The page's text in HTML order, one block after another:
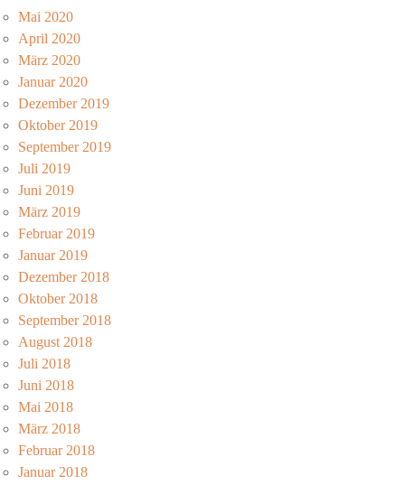
Mai 2020
April 2020
März 2020
Januar 2020
Dezember 2019
Oktober 2019
September 2019
Juli 2019
Juni 2019
März 2019
Februar 2019
Januar 2019
Dezember 2018
Oktober 2018
September 2018
August 2018
Juli 2018
Juni 2018
Mai 2018
März 2018
Februar 2018
Januar 2018